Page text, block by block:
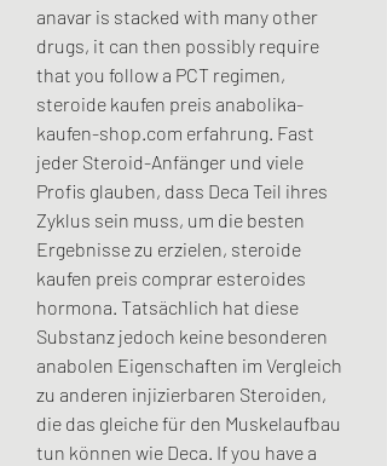
anavar is stacked with many other
drugs, it can then possibly require
that you follow a PCT regimen,
steroide kaufen preis anabolika-
kaufen-shop.com erfahrung. Fast
jeder Steroid-Anfänger und viele
Profis glauben, dass Deca Teil ihres
Zyklus sein muss, um die besten
Ergebnisse zu erzielen, steroide
kaufen preis comprar esteroides
hormona. Tatsächlich hat diese
Substanz jedoch keine besonderen
anabolen Eigenschaften im Vergleich
zu anderen injizierbaren Steroiden,
die das gleiche für den Muskelaufbau
tun können wie Deca. If you have a